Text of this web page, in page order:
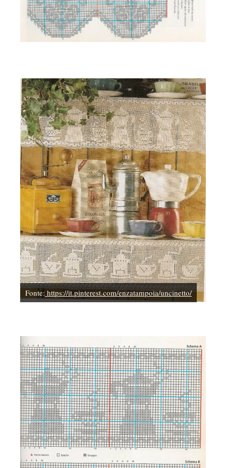
Fonte: https://it.pinterest.com/enzatampoia/uncinetto/